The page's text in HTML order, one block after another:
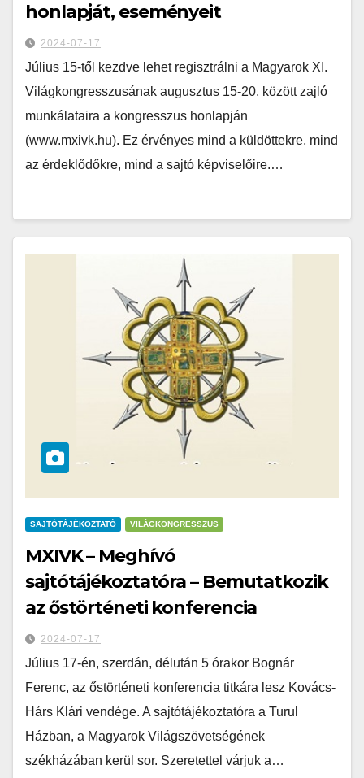
honlapját, eseményeit
2024-07-17
Július 15-től kezdve lehet regisztrálni a Magyarok XI.
Világkongresszusának augusztus 15-20. között zajló
munkálataira a kongresszus honlapján
(www.mxivk.hu). Ez érvényes mind a küldöttekre, mind
az érdeklődőkre, mind a sajtó képviselőire.…
SAJTÓTÁJÉKOZTATÓ VILÁGKONGRESSZUS
MXIVK – Meghívó
sajtótájékoztatóra – Bemutatkozik
az őstörténeti konferencia
2024-07-17
Július 17-én, szerdán, délután 5 órakor Bognár
Ferenc, az őstörténeti konferencia titkára lesz Kovács-
Hárs Klári vendége. A sajtótájékoztatóra a Turul
Házban, a Magyarok Világszövetségének
székházában kerül sor. Szeretettel várjuk a…